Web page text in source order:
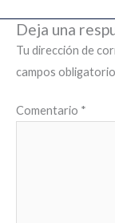
Deja una
Tu dirección de
campos
Comentario *